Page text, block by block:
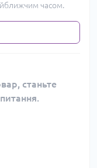
часом.
станьте